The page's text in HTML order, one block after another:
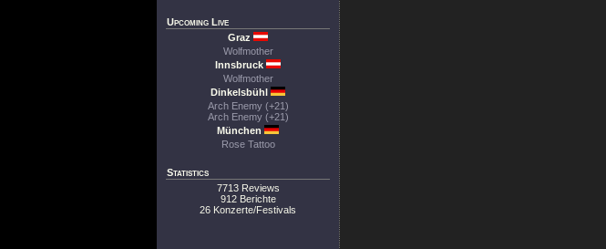
Upcoming Live
Graz
Wolfmother
Innsbruck
Wolfmother
Dinkelsbühl
Arch Enemy (+21)
Arch Enemy (+21)
München
Rose Tattoo
Statistics
7713 Reviews
912 Berichte
26 Konzerte/Festivals